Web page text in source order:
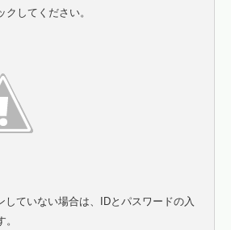
クしてください。
していない場合は、IDとパスワードの入